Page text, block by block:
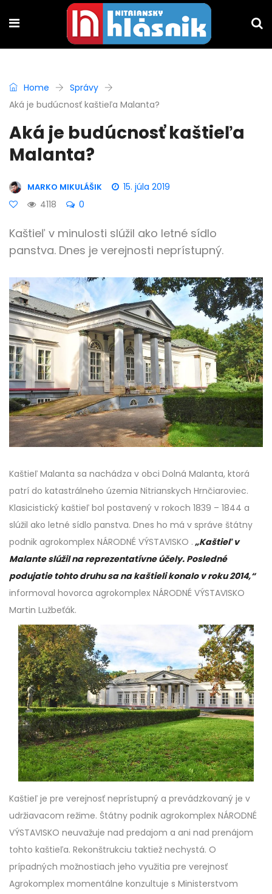
Home
Správy
Aká je budúcnosť kaštieľa Malanta?
Aká je budúcnosť kaštieľa
Malanta?
MARKO MIKULÁŠIK
15. júla 2019
4118
0
Kaštieľ v minulosti slúžil ako letné sídlo
panstva. Dnes je verejnosti neprístupný.
Kaštieľ Malanta sa nachádza v obci Dolná Malanta, ktorá
patrí do katastrálneho územia Nitrianskych Hrnčiaroviec.
Klasicistický kaštieľ bol postavený v rokoch 1839 – 1844 a
slúžil ako letné sídlo panstva. Dnes ho má v správe štátny
podnik agrokomplex NÁRODNÉ VÝSTAVISKO . „Kaštieľ v
Malante slúžil na reprezentatívne účely. Posledné
podujatie tohto druhu sa na kaštieli konalo v roku 2014,“
informoval hovorca agrokomplex NÁRODNÉ VÝSTAVISKO
Martin Lužbeťák.
Kaštieľ je pre verejnosť neprístupný a prevádzkovaný je v
udržiavacom režime. Štátny podnik agrokomplex NÁRODNÉ
VÝSTAVISKO neuvažuje nad predajom a ani nad prenájom
tohto kaštieľa. Rekonštrukciu taktiež nechystá. O
prípadných možnostiach jeho využitia pre verejnosť
Agrokomplex momentálne konzultuje s Ministerstvom